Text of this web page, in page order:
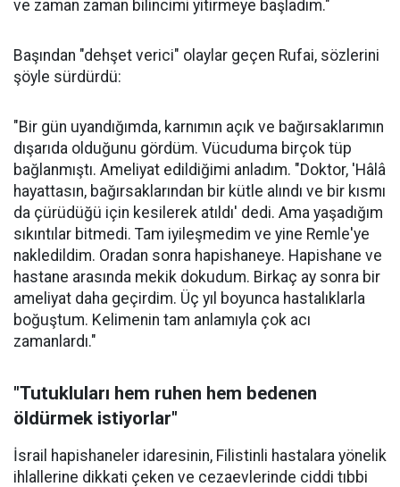
ve zaman zaman bilincimi yitirmeye başladım."
Başından "dehşet verici" olaylar geçen Rufai, sözlerini
şöyle sürdürdü:
"Bir gün uyandığımda, karnımın açık ve bağırsaklarımın
dışarıda olduğunu gördüm. Vücuduma birçok tüp
bağlanmıştı. Ameliyat edildiğimi anladım. "Doktor, 'Hâlâ
hayattasın, bağırsaklarından bir kütle alındı ve bir kısmı
da çürüdüğü için kesilerek atıldı' dedi. Ama yaşadığım
sıkıntılar bitmedi. Tam iyileşmedim ve yine Remle'ye
nakledildim. Oradan sonra hapishaneye. Hapishane ve
hastane arasında mekik dokudum. Birkaç ay sonra bir
ameliyat daha geçirdim. Üç yıl boyunca hastalıklarla
boğuştum. Kelimenin tam anlamıyla çok acı
zamanlardı."
"Tutukluları hem ruhen hem bedenen
öldürmek istiyorlar"
İsrail hapishaneler idaresinin, Filistinli hastalara yönelik
ihlallerine dikkati çeken ve cezaevlerinde ciddi tıbbi